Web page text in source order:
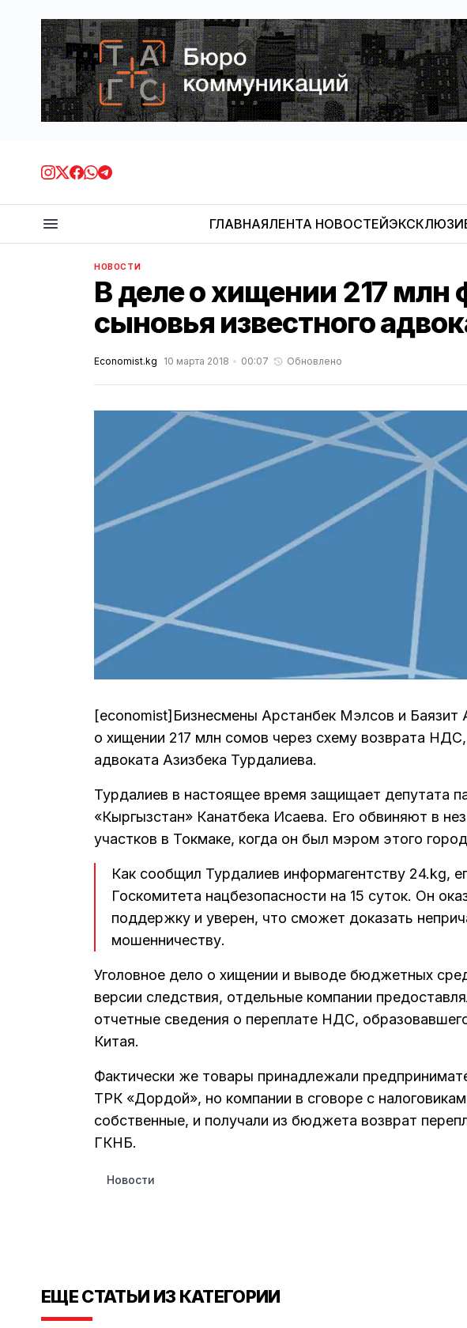
ГЛАВНАЯЛЕНТА НОВОСТЕЙ
НОВОСТИ
В деле о хищении 217 млн
сыновья известного
Economist.kg 10 марта 2018 00:07 Обновлено
[economist]Бизнесмены Арстанбек Мэлсов и Баязит
о хищении 217 млн сомов через схему возврата
адвоката Азизбека Турдалиева.
Турдалиев в настоящее время защищает депутата
«Кыргызстан» Канатбека Исаева. Его обвиняют в
участков в Токмаке, когда он был мэром этого
Как сообщил Турдалиев информагентству 24.kg,
Госкомитета нацбезопасности на 15 суток. Он
поддержку и уверен, что сможет доказать
мошенничеству.
Уголовное дело о хищении и выводе бюджетных
версии следствия, отдельные компании
отчетные сведения о переплате НДС,
Китая.
Фактически же товары принадлежали
ТРК «Дордой», но компании в сговоре с
собственные, и получали из бюджета возврат
ГКНБ.
Новости
ЕЩЕ СТАТЬИ ИЗ КАТЕГОРИИ